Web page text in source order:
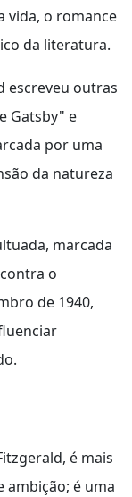
vida, o romance
da literatura.
escreveu outras
Gatsby" e
por uma
da natureza
marcada
o
de 1940,
é mais
ambição; é uma